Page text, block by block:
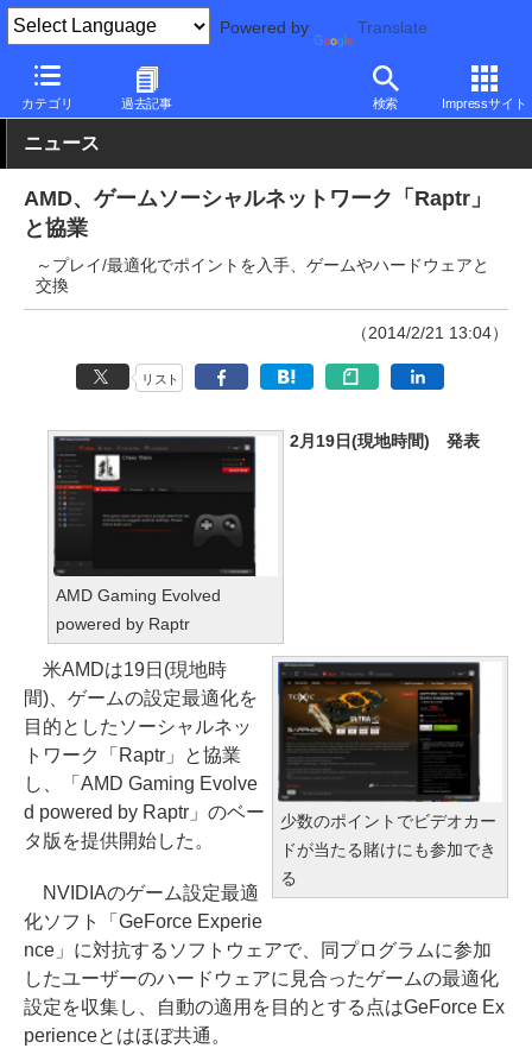
Powered by Translate
カテゴリ 過去記事 検索 Impressサイト
PC Watch 半導体/周辺機器
ニュース
AMD、ゲームソーシャルネットワーク「Raptr」
と協業
～プレイ/最適化でポイントを入手、ゲームやハードウェアと
交換
（2014/2/21 13:04）
リスト
AMD Gaming Evolved
powered by Raptr
2月19日(現地時間) 発表
少数のポイントでビデオカー
ドが当たる賭けにも参加でき
る
米AMDは19日(現地時
間)、ゲームの設定最適化を
目的としたソーシャルネッ
トワーク「Raptr」と協業
し、「AMD Gaming Evolve
d powered by Raptr」のベー
タ版を提供開始した。
NVIDIAのゲーム設定最適
化ソフト「GeForce Experie
nce」に対抗するソフトウェアで、同プログラムに参加
したユーザーのハードウェアに見合ったゲームの最適化
設定を収集し、自動の適用を目的とする点はGeForce Ex
perienceとはほぼ共通。